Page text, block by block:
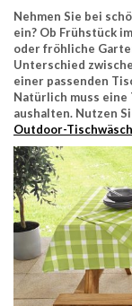
Nehmen Sie bei
ein? Ob Frühstück
oder fröhliche
Unterschied
einer passenden
Natürlich muss eine
aushalten. Nutzen
Outdoor-